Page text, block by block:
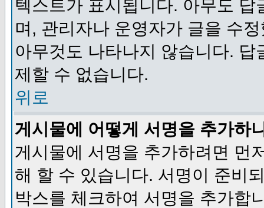
텍스트가 표시됩니다. 아무도
며, 관리자나 운영자가 글을 수
아무것도 나타나지 않습니다.
제할 수 없습니다.
위로
게시물에 어떻게 서명을 추가하
게시물에 서명을 추가하려면 먼
해 할 수 있습니다. 서명이 준비
박스를 체크하여 서명을 추가합